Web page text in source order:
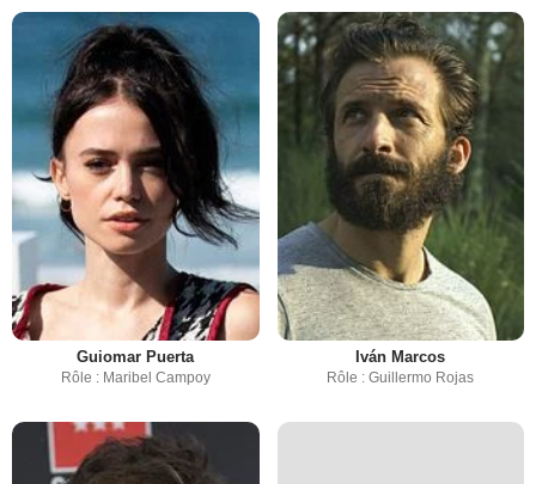
Guiomar Puerta
Rôle : Maribel Campoy
Iván Marcos
Rôle : Guillermo Rojas